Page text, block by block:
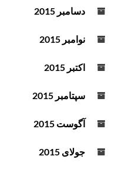
دسامبر 2015
نوامبر 2015
اکتبر 2015
سپتامبر 2015
آگوست 2015
جولای 2015